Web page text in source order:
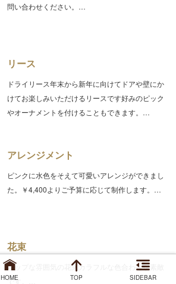
問い合わせください。…
リース
ドライリース年末から新年に向けてドアや壁にか
けてお楽しみいただけるリースです好みのピック
やオーナメントを付けることもできます。…
アレンジメント
ピンクに水色をそえて可愛いアレンジができまし
た。￥4,400よりご予算に応じて制作します。…
花束
ポップな雰囲気の花束カラフルな色合わせが素敵
です。…
HOME TOP SIDEBAR